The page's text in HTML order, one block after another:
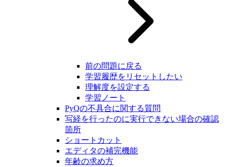
前の問題に戻る
学習履歴をリセットしたい
理解度を設定する
学習ノート
PyQの不具合に関する質問
写経を行ったのに実行できない場合の確認
箇所
ショートカット
エディタの補完機能
年齢の求め方